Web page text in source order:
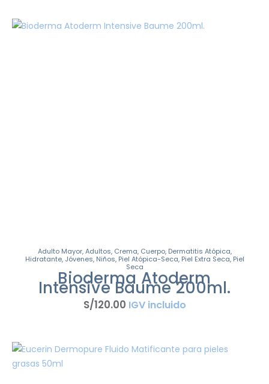
Adulto Mayor,Adultos, Crema, Cuerpo, Dermatitis Atópica,
Hidratante, Jóvenes, Niños, Piel Atópica-Seca, Piel Extra Seca, Piel
Seca
Bioderma Atoderm
Intensive Baume 200ml.
S/120.00 IGV incluido